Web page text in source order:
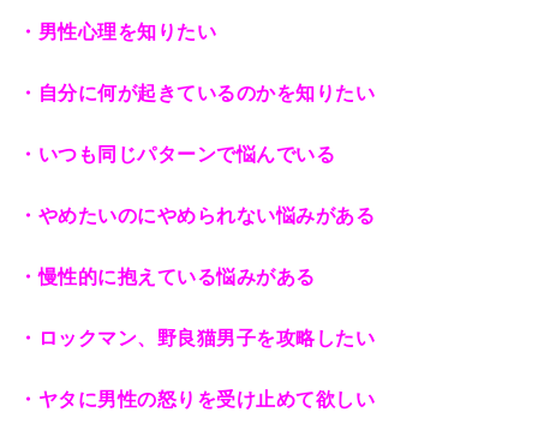
・男性心理を知りたい
・自分に何が起きているのかを知りたい
・いつも同じパターンで悩んでいる
・やめたいのにやめられない悩みがある
・慢性的に抱えている悩みがある
・ロックマン、野良猫男子を攻略したい
・ヤタに男性の怒りを受け止めて欲しい